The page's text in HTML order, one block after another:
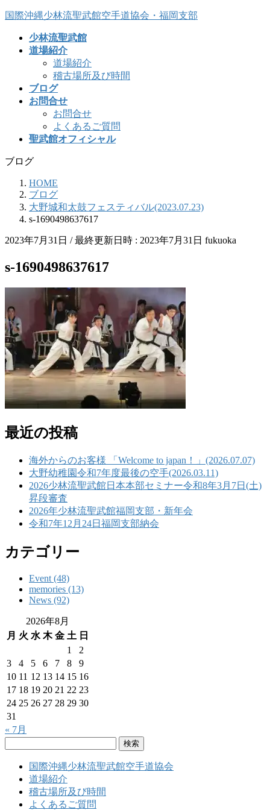
コ
ナ
国際沖縄少林流聖武館空手道協会・福岡支部
少林流聖武館
道場紹介
道場紹介
稽古場所及び時間
ブログ
お問合せ
お問合せ
よくあるご質問
聖武館オフィシャル
ブログ
HOME
ブログ
大野城和太鼓フェスティバル(2023.07.23)
s-1690498637617
2023年7月31日 / 最終更新日時 : 2023年7月31日 fukuoka
s-1690498637617
最近の投稿
海外からのお客様 「Welcome to japan！」(2026.07.07)
大野幼稚園令和7年度最後の空手(2026.03.11)
2026少林流聖武館日本本部セミナー令和8年3月7日(土)
昇段審査
2026年少林流聖武館福岡支部・新年会
令和7年12月24日福岡支部納会
カテゴリー
Event (48)
memories (13)
News (92)
2026年8月
月 火 水 木 金 土 日
1
2
3
4 5 6 7 8
9
10 11 12 13 14 15 16
17 18 19 20 21 22 23
24 25 26 27 28 29 30
31
« 7月
国際沖縄少林流聖武館空手道協会
道場紹介
稽古場所及び時間
よくあるご質問